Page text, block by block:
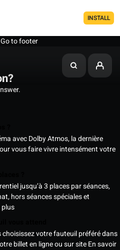
INSTALL
Go to footer
avec Dolby Atmos, la dernière
vous faire vivre intensément votre
jusqu’à 3 places par séances,
hors séances spéciales et
plus
votre fauteuil préféré dans
billet en ligne ou sur siteEn savoir